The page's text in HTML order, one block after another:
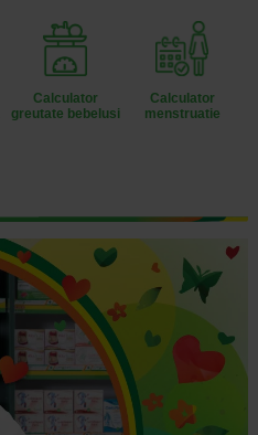
Calculator
greutate bebelusi
Calculator
menstruatie